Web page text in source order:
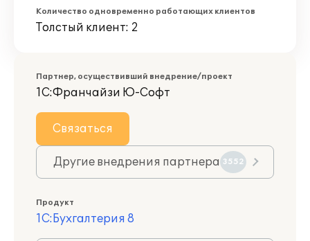
Количество одновременно работающих клиентов
Толстый клиент: 2
Партнер, осуществивший внедрение/проект
1С:Франчайзи Ю-Софт
Связаться
Другие внедрения партнера 3552
Продукт
1С:Бухгалтерия 8